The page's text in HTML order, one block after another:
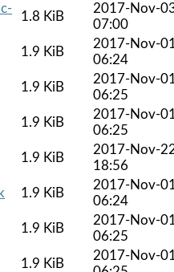
1.8 KiB
2017-Nov-
07:00
1.9 KiB
2017-Nov-
06:24
1.9 KiB
2017-Nov-
06:25
1.9 KiB
2017-Nov-
06:25
1.9 KiB
2017-Nov-
18:56
1.9 KiB
2017-Nov-
06:24
1.9 KiB
2017-Nov-
06:25
1.9 KiB
2017-Nov-